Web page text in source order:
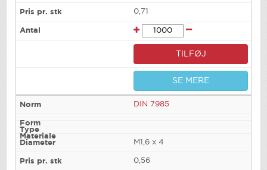
0,71
TILFØJ
SE MERE
DIN 7985
M1,6 x 4
0,56